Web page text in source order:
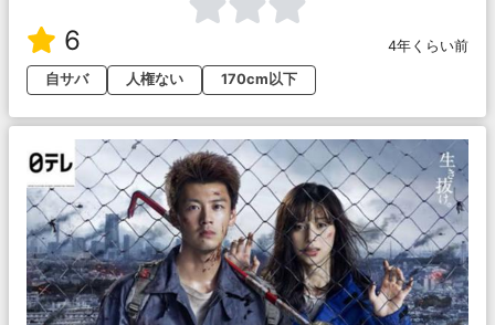
6
4年くらい前
自サバ
人権ない 170cm以下